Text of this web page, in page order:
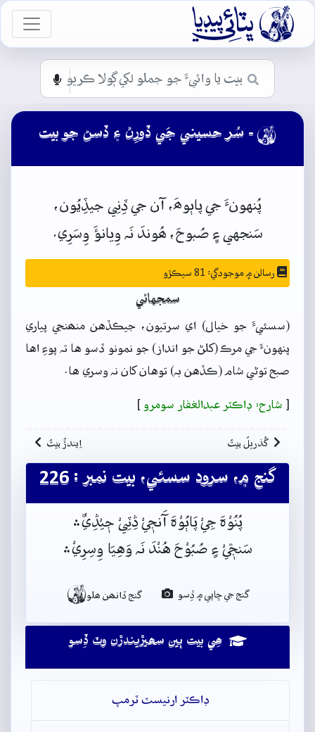

 - سُر حسيني جَي ڏورِڻ ۽ ڏسڻ جو بيت
پُنهونءَ جيپاٻوھَ، آن جي ڏِنِي جيڏِيُون،
سَنجهي ۽ صُبوحَ، ھُوندَ نَہوِيانؤَ وِسَرِي.
رسالن ۾ موجودگي: 81 سيڪڙو
سمجهاڻي
(سسئيءَ جو خيال) اي سرتيون، جيڪڏهن منھنجي پياري
پنهونءَ جي مرڪ (کلڻ جو انداز) جو نمونو ڏسو ها تہ پوءِ اها
صبح توڻي شام (ڪڏهن بہ) توهان کان نہ وسري ها.
[ شارح: ڊاڪٽر عبدالغفار سومرو ]
گُذريلُ بيتُ اِيندڙُ بيتُ
گنج ۾، سرود سسئي، بيت نمبر : 226
پُنُوْہَ جِيْ پَاٻُوْہَ آَنجٖيْ ڎِٽِيْ جٖيْڎِيٌ﮶
سَنجّٖيْ ءٍ صُبُوْحَ هُنْدَ نَہ وَهِيَا وِسِرِيْ﮶
گنج جي ڇاپي ۾ ڏِسو گنج ڏانھن ھلو
ھِي بيت ٻين سھيڙيندڙن وٽ ڏِسو
ڊاڪٽر ارنيسٽ ٽرمپ